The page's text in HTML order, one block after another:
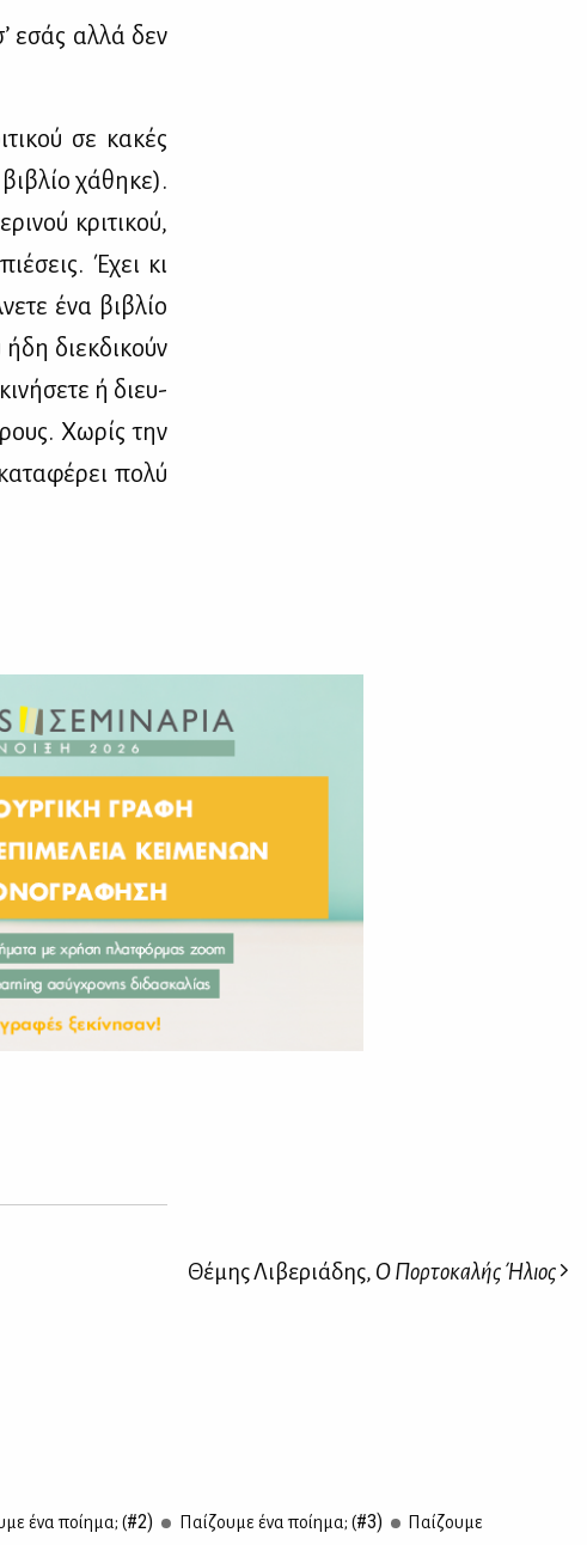
εσάς αλ­λά δεν
σε κα­κές
χά­θη­κε).
κρι­τι­κού,
Έχει κι
ένα βι­βλίο
διεκ­δι­κούν
ή διευ­
Χω­ρίς την
πο­λύ
Θέμης Λιβεριάδης, Ο Πορτοκαλής Ήλιος
ένα ποί­η­μα; (#2) Παί­ζου­με ένα ποί­η­μα; (#3) Παί­ζου­με